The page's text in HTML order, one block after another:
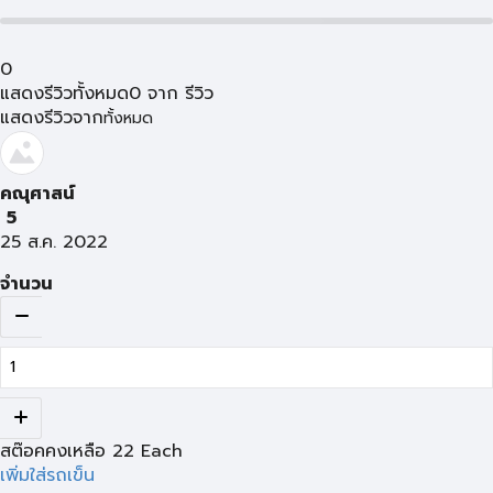
0
แสดงรีวิวทั้งหมด0 จาก รีวิว
แสดงรีวิวจากทั้งหมด
คณุศาสน์
5
25 ส.ค. 2022
จำนวน
สต๊อคคงเหลือ 22 Each
เพิ่มใส่รถเข็น